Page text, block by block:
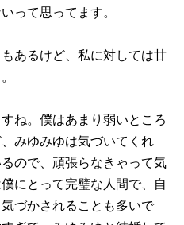
って思ってます。
あるけど、私に対しては甘
ね。僕はあまり弱いところ
みゆみゆは気づいてくれ
ので、頑張らなきゃって気
にとって完璧な人間で、自
づかされることも多いで